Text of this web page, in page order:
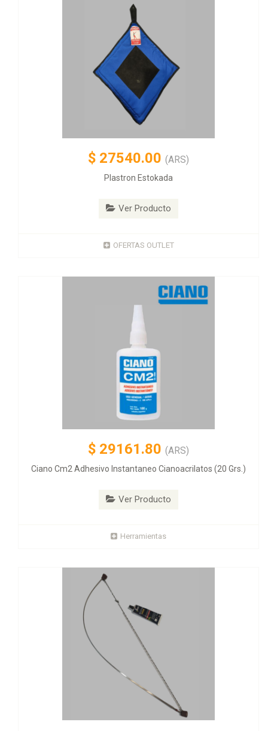
$ 27540.00 (ARS)
Plastron Estokada
Ver Producto
OFERTAS OUTLET
$ 29161.80 (ARS)
Ciano Cm2 Adhesivo Instantaneo Cianoacrilatos (20 Grs.)
Ver Producto
Herramientas